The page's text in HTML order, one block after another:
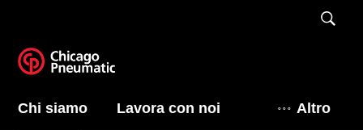
Altro
Chi siamo Lavora con noi